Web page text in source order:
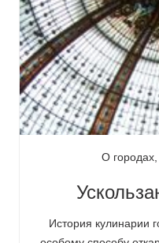
О
История кулинарии